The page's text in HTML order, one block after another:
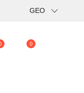
GEO
Rus
0